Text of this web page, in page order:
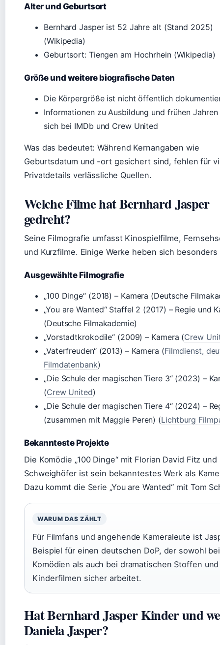
Alter und Geburtsort
Bernhard Jasper ist 52 Jahre alt (Stand 2025)
(Wikipedia)
Geburtsort: Tiengen am Hochrhein (Wikipedia)
Größe und weitere biografische Daten
Die Körpergröße ist nicht öffentlich
Informationen zu Ausbildung und frühen
sich bei IMDb und Crew United
Was das bedeutet: Während Kernangaben wie
Geburtsdatum und -ort gesichert sind, fehlen für
Privatdetails verlässliche Quellen.
Welche Filme hat Bernhard Jasper
gedreht?
Seine Filmografie umfasst Kinospielfilme,
und Kurzfilme. Einige Werke heben sich
Ausgewählte Filmografie
„100 Dinge“ (2018) – Kamera (Deutsche
„You are Wanted“ Staffel 2 (2017) – Regie und
(Deutsche Filmakademie)
„Vorstadtkrokodile“ (2009) – Kamera (Crew
„Vaterfreuden“ (2013) – Kamera (Filmdienst,
Filmdatenbank)
„Die Schule der magischen Tiere 3“ (2023) –
(Crew United)
„Die Schule der magischen Tiere 4“ (2024) –
(zusammen mit Maggie Peren) (Lichtburg
Bekannteste Projekte
Die Komödie „100 Dinge“ mit Florian David Fitz
Schweighöfer ist sein bekanntestes Werk als
Dazu kommt die Serie „You are Wanted“ mit Tom
WARUM DAS ZÄHLT
Für Filmfans und angehende Kameraleute ist
Beispiel für einen deutschen DoP, der sowohl bei
Komödien als auch bei dramatischen Stoffen und
Kinderfilmen sicher arbeitet.
Hat Bernhard Jasper Kinder und
Daniela Jasper?